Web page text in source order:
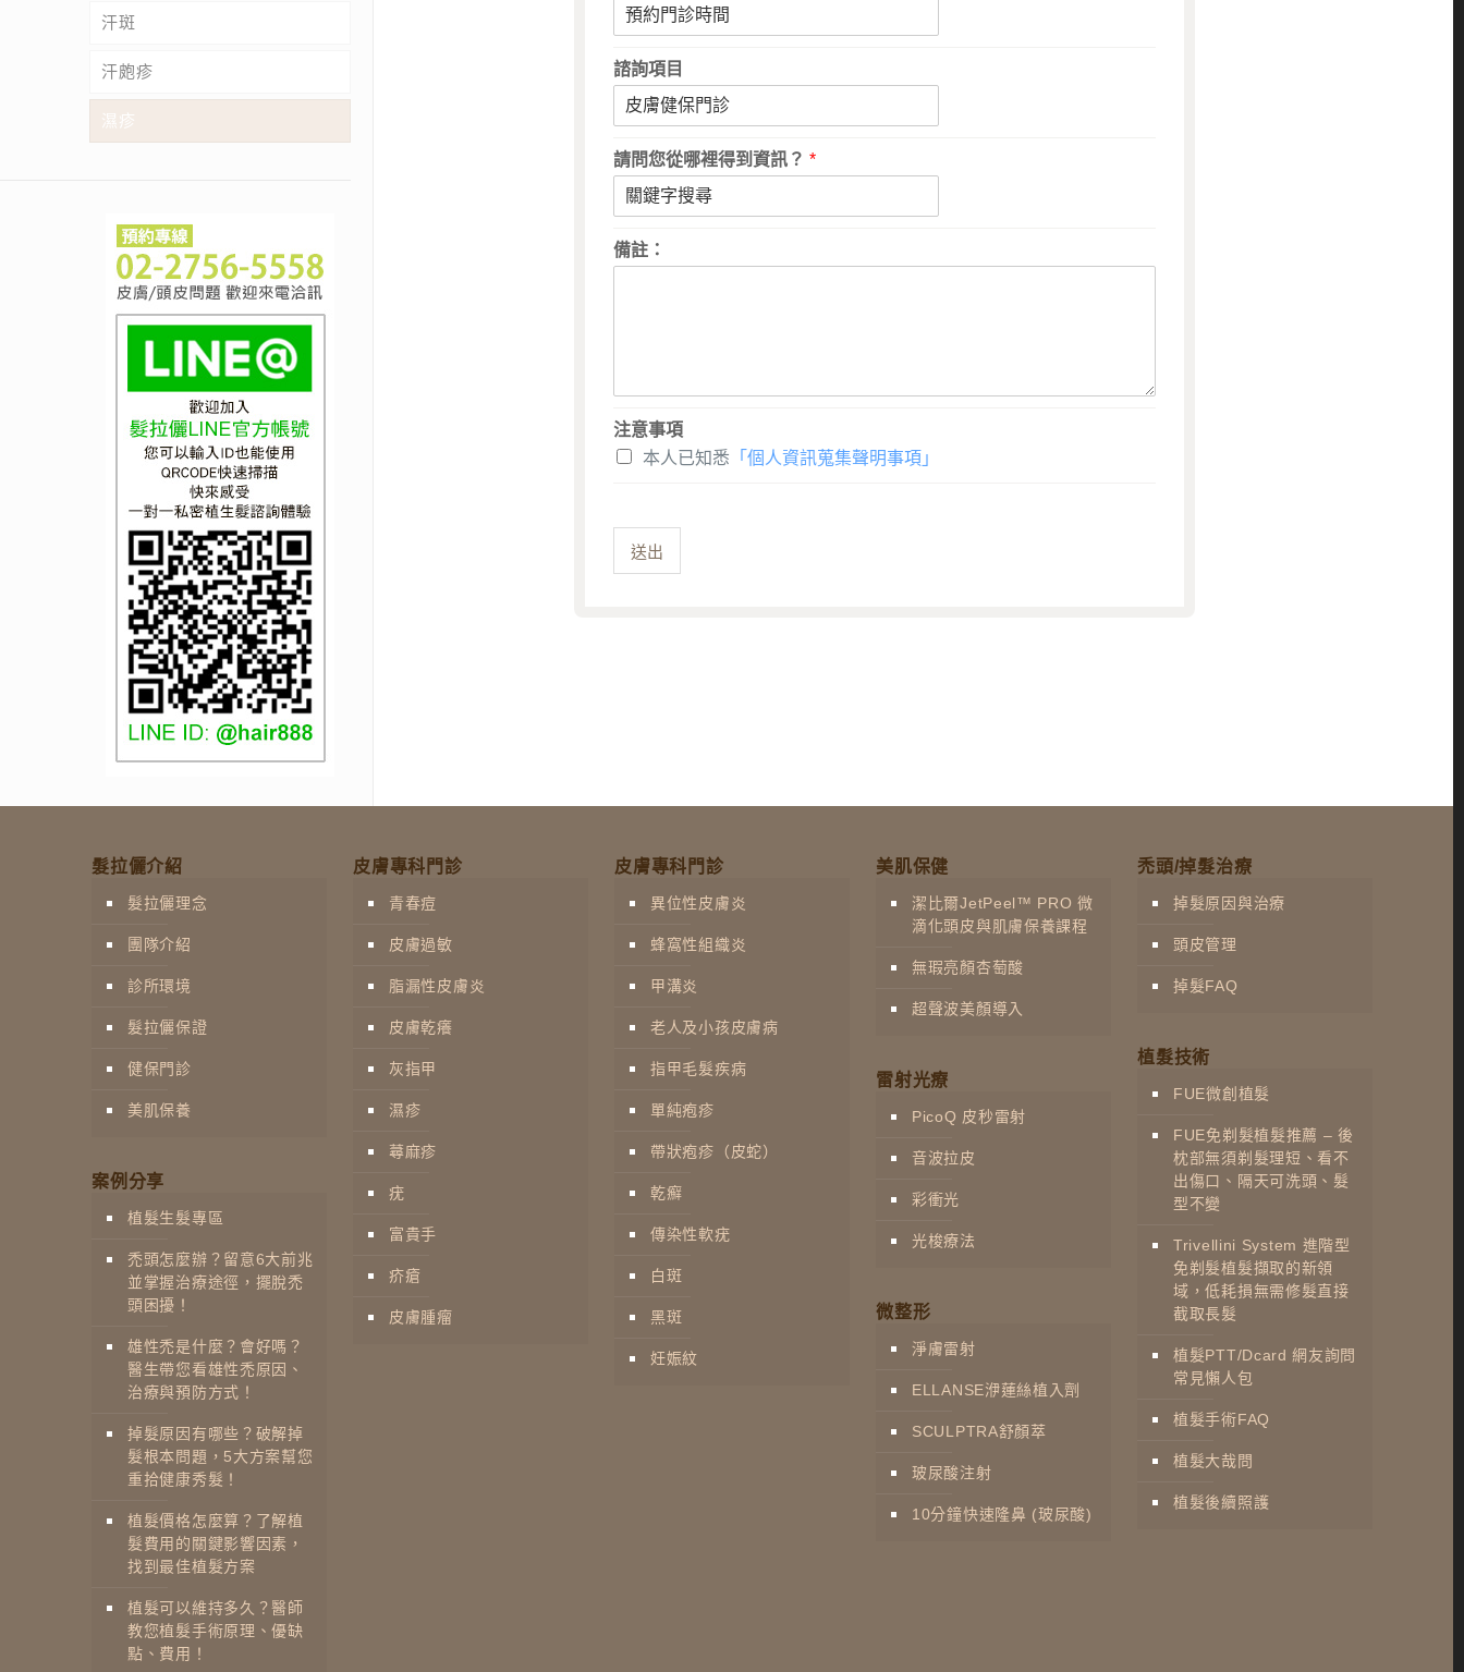
諮詢項目
請問您從哪裡得到資訊？*
備註：
注意事項
本人已知悉 「個人資訊蒐集聲明事項」
送出
汗斑
汗皰疹
濕疹
髮拉儷介紹
髮拉儷理念
團隊介紹
診所環境
髮拉儷保證
健保門診
美肌保養
案例分享
植髮生髮專區
禿頭怎麼辦？留意6大前兆
並掌握治療途徑，擺脫禿
頭困擾！
雄性禿是什麼？會好嗎？
醫生帶您看雄性禿原因、
治療與預防方式！
掉髮原因有哪些？破解掉
髮根本問題，5大方案幫您
重拾健康秀髮！
植髮價格怎麼算？了解植
髮費用的關鍵影響因素，
找到最佳植髮方案
植髮可以維持多久？醫師
教您植髮手術原理、優缺
點、費用！
皮膚專科門診
青春痘
皮膚過敏
脂漏性皮膚炎
皮膚乾癢
灰指甲
濕疹
蕁麻疹
疣
富貴手
疥瘡
皮膚腫瘤
皮膚專科門診
異位性皮膚炎
蜂窩性組織炎
甲溝炎
老人及小孩皮膚病
指甲毛髮疾病
單純疱疹
帶狀疱疹（皮蛇）
乾癬
傳染性軟疣
白斑
黑斑
妊娠紋
美肌保健
潔比爾JetPeel™ PRO 微
滴化頭皮與肌膚保養課程
無瑕亮顏杏萄酸
超聲波美顏導入
雷射光療
PicoQ 皮秒雷射
音波拉皮
彩衝光
光梭療法
微整形
淨膚雷射
ELLANSE洢蓮絲植入劑
SCULPTRA舒顏萃
玻尿酸注射
10分鐘快速隆鼻 (玻尿酸)
禿頭/掉髮治療
掉髮原因與治療
頭皮管理
掉髮FAQ
植髮技術
FUE微創植髮
FUE免剃髮植髮推薦 – 後
枕部無須剃髮理短、看不
出傷口、隔天可洗頭、髮
型不變
Trivellini System 進階型
免剃髮植髮擷取的新領
域，低耗損無需修髮直接
截取長髮
植髮PTT/Dcard 網友詢問
常見懶人包
植髮手術FAQ
植髮大哉問
植髮後續照護